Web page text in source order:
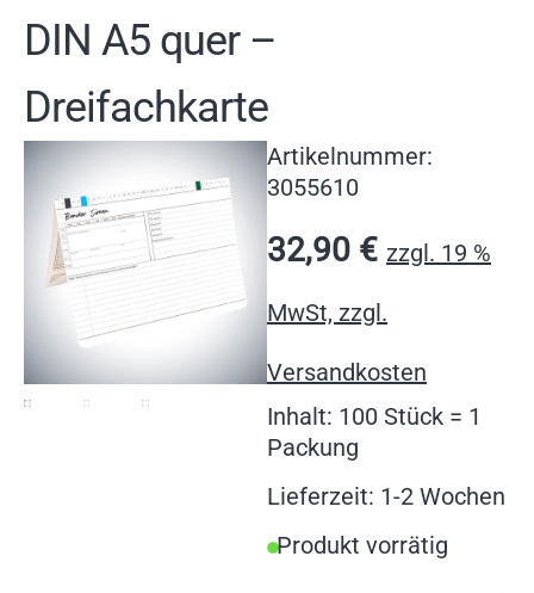
DIN A5 quer –
Dreifachkarte
Artikelnummer:
3055610
32,90 € zzgl. 19 %
MwSt, zzgl.
Versandkosten
Inhalt: 100 Stück = 1
Packung
Lieferzeit: 1-2 Wochen
Produkt vorrätig